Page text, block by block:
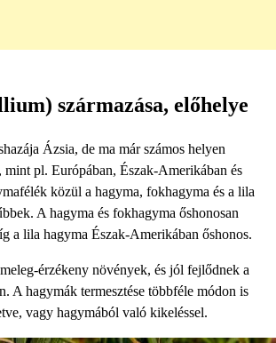
származása, előhelye
Ázsia, de ma már számos helyen
mint pl. Európában, Észak-Amerikában és
közül a hagyma, fokhagyma és a lila
A hagyma és fokhagyma őshonosan
a lila hagyma Észak-Amerikában őshonos.
érzékeny növények, és jól fejlődnek a
A hagymák termesztése többféle módon is
vagy hagymából való kikeléssel.